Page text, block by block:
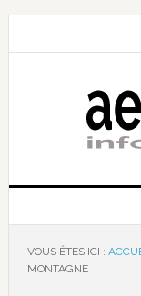
VOUS ÊTES ICI :
MONTAGNE